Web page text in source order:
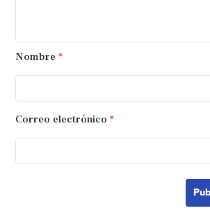
Nombre *
Correo electrónico *